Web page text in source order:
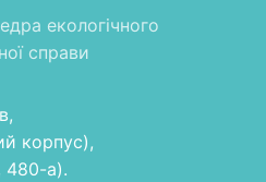
екологічного
справи
корпус),
480-а).